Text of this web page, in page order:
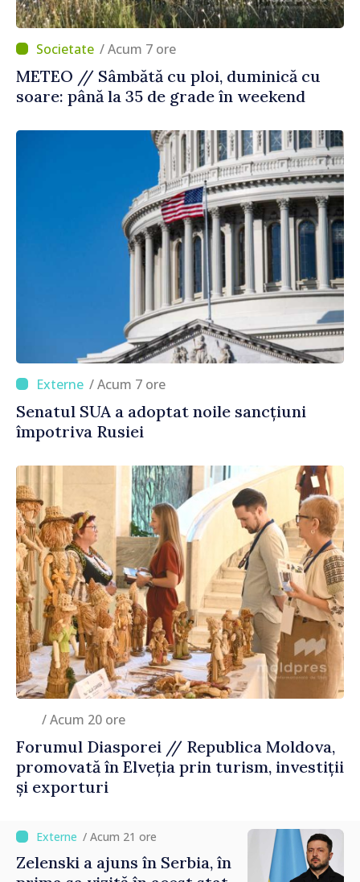
/ Acum 7 ore
METEO // Sâmbătă cu ploi, duminică cu
soare: până la 35 de grade în weekend
/ Acum 7 ore
Senatul SUA a adoptat noile sancțiuni
împotriva Rusiei
/ Acum 20 ore
Forumul Diasporei // Republica Moldova,
promovată în Elveția prin turism, investiții
și exporturi
/ Acum 21 ore
Zelenski a ajuns în Serbia, în